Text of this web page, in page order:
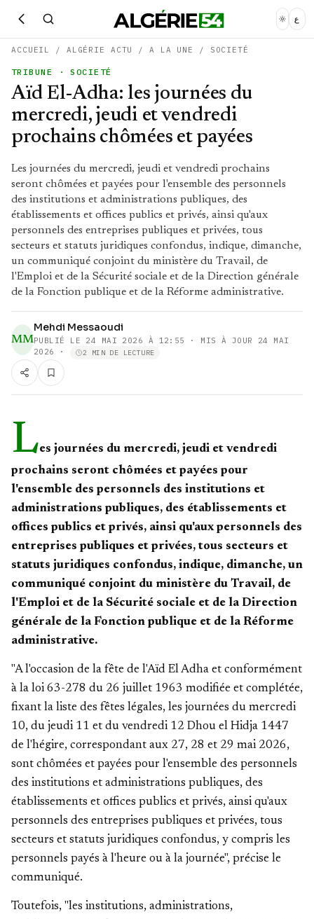
ع
ACCUEIL / ALGÉRIE ACTU /A LA UNE / SOCIETÉ
TRIBUNE · SOCIETÉ
Aïd El-Adha: les journées du
mercredi, jeudi et vendredi
prochains chômées et payées
Les journées du mercredi, jeudi et vendredi prochains
seront chômées et payées pour l'ensemble des personnels
des institutions et administrations publiques, des
établissements et offices publics et privés, ainsi qu'aux
personnels des entreprises publiques et privées, tous
secteurs et statuts juridiques confondus, indique, dimanche,
un communiqué conjoint du ministère du Travail, de
l'Emploi et de la Sécurité sociale et de la Direction générale
de la Fonction publique et de la Réforme administrative.
MM
Mehdi Messaoudi
PUBLIÉ LE 24 MAI 2026 À 12:55
· MIS À JOUR 24 MAI
2026
· 2 MIN DE LECTURE
Les journées du mercredi, jeudi et vendredi
prochains seront chômées et payées pour
l'ensemble des personnels des institutions et
administrations publiques, des établissements et
offices publics et privés, ainsi qu'aux personnels des
entreprises publiques et privées, tous secteurs et
statuts juridiques confondus, indique, dimanche, un
communiqué conjoint du ministère du Travail, de
l'Emploi et de la Sécurité sociale et de la Direction
générale de la Fonction publique et de la Réforme
administrative.
"A l'occasion de la fête de l'Aïd El Adha et conformément
à la loi 63-278 du 26 juillet 1963 modifiée et complétée,
fixant la liste des fêtes légales, les journées du mercredi
10, du jeudi 11 et du vendredi 12 Dhou el Hidja 1447
de l'hégire, correspondant aux 27, 28 et 29 mai 2026,
sont chômées et payées pour l'ensemble des personnels
des institutions et administrations publiques, des
établissements et offices publics et privés, ainsi qu'aux
personnels des entreprises publiques et privées, tous
secteurs et statuts juridiques confondus, y compris les
personnels payés à l'heure ou à la journée", précise le
communiqué.
Toutefois, "les institutions, administrations,